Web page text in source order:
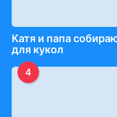
Катя и папа
для кукол
4